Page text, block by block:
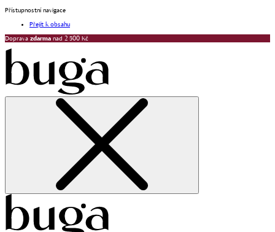
Přístupnostní navigace
Přejít k obsahu
Doprava zdarma nad 2 500 Kč